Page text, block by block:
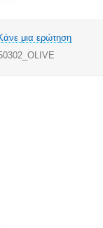
μια ερώτηση